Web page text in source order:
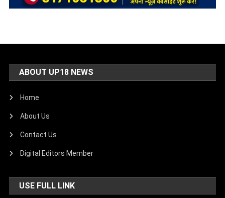
ABOUT UP18 NEWS
Home
About Us
Contact Us
Digital Editors Member
USE FULL LINK